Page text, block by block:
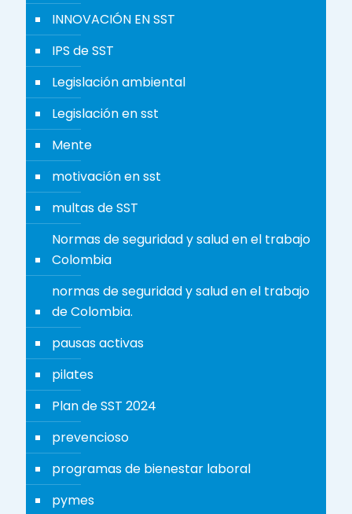
INNOVACIÓN EN SST
IPS de SST
Legislación ambiental
Legislación en sst
Mente
motivación en sst
multas de SST
Normas de seguridad y salud en el trabajo
Colombia
normas de seguridad y salud en el trabajo
de Colombia.
pausas activas
pilates
Plan de SST 2024
prevencioso
programas de bienestar laboral
pymes